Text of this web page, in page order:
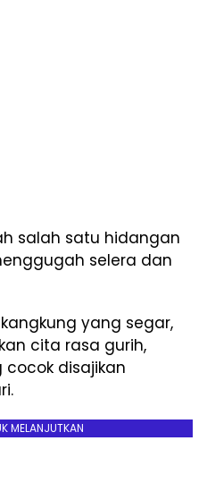
salah satu hidangan
selera dan
yang segar,
cita rasa gurih,
disajikan
MELANJUTKAN